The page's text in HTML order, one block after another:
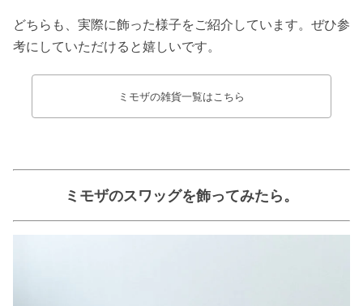
どちらも、実際に飾った様子をご紹介しています。ぜひ参
考にしていただけると嬉しいです。
ミモザの雑貨一覧はこちら
ミモザのスワッグを飾ってみたら。